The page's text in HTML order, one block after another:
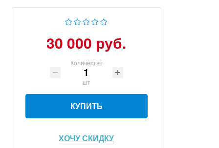
30 000 руб.
Количество
шт
КУПИТЬ
ХОЧУ СКИДКУ